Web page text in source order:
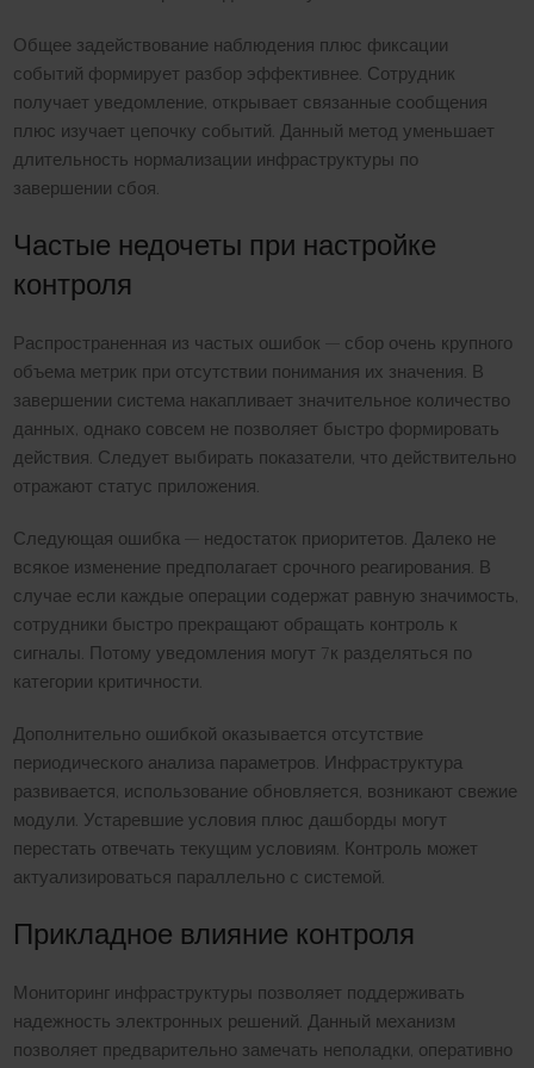
Общее задействование наблюдения плюс фиксации
событий формирует разбор эффективнее. Сотрудник
получает уведомление, открывает связанные сообщения
плюс изучает цепочку событий. Данный метод уменьшает
длительность нормализации инфраструктуры по
завершении сбоя.
Частые недочеты при настройке
контроля
Распространенная из частых ошибок — сбор очень крупного
объема метрик при отсутствии понимания их значения. В
завершении система накапливает значительное количество
данных, однако совсем не позволяет быстро формировать
действия. Следует выбирать показатели, что действительно
отражают статус приложения.
Следующая ошибка — недостаток приоритетов. Далеко не
всякое изменение предполагает срочного реагирования. В
случае если каждые операции содержат равную значимость,
сотрудники быстро прекращают обращать контроль к
сигналы. Потому уведомления могут 7к разделяться по
категории критичности.
Дополнительно ошибкой оказывается отсутствие
периодического анализа параметров. Инфраструктура
развивается, использование обновляется, возникают свежие
модули. Устаревшие условия плюс дашборды могут
перестать отвечать текущим условиям. Контроль может
актуализироваться параллельно с системой.
Прикладное влияние контроля
Мониторинг инфраструктуры позволяет поддерживать
надежность электронных решений. Данный механизм
позволяет предварительно замечать неполадки, оперативно